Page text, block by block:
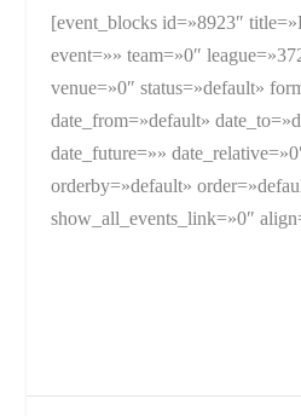
[event_blocks id=»8923″
event=»» team=»0″
venue=»0″ status=»default»
date_from=»default»
date_future=»»
orderby=»default»
show_all_events_link=»0″